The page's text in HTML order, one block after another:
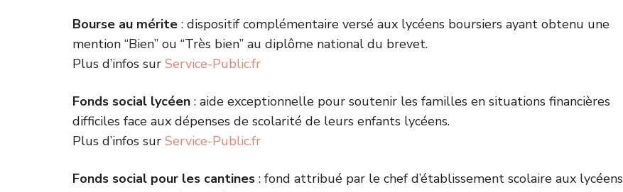
Bourse au mérite : dispositif complémentaire versé aux lycéens boursiers ayant obtenu une
mention “Bien” ou “Très bien” au diplôme national du brevet.
Plus d’infos sur Service-Public.fr
Fonds social lycéen : aide exceptionnelle pour soutenir les familles en situations financières
difficiles face aux dépenses de scolarité de leurs enfants lycéens.
Plus d’infos sur Service-Public.fr
Fonds social pour les cantines : fond attribué par le chef d’établissement scolaire aux lycéens